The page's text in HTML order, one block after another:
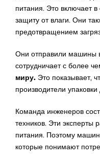
питания. Это включает
защиту от влаги. Они
предотвращением
Они отправили машины
сотрудничает с более
миру. Это показывает,
производители
Команда инженеров
техников. Эти эксперты
питания. Поэтому
которые понимают